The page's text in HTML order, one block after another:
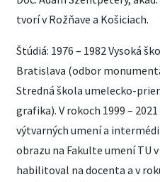
tvorí v Rožňave a Košiciach.
Štúdiá: 1976 – 1982 Vysoká
Bratislava (odbor
Stredná škola umelecko-
grafika). V rokoch 1999 –
výtvarných umení a
obrazu na Fakulte umení TU
habilitoval na docenta a v